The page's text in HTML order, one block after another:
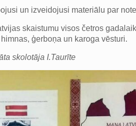
un izveidojusi materiālu par
skaistumu visos četros
ģerboņa un karoga vēsturi.
skolotāja I.Taurīte